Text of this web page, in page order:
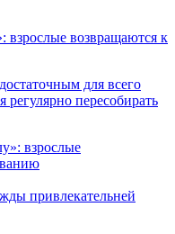
взрослые возвращаются к
для всего
регулярно пересобирать
привлекательней